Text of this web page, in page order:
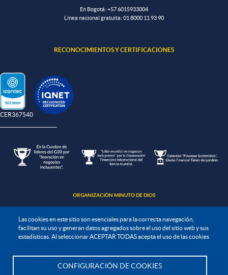
Las cookies en este sitio son esenciales para la correcta navegación,
facilitan su uso y generan datos agregados sobre el uso del sitio web y sus
estadísticas. Al seleccionar ACEPTAR TODAS acepta el uso de las cookies
CONFIGURACIÓN DE COOKIES
En Bogotá: +57 6015933004
Línea nacional gratuita: 01 8000 11 93 90
RECONOCIMIENTOS Y CERTIFICACIONES
CER367540
ORGANIZACIÓN MINUTO DE DIOS
Política de protección de datos